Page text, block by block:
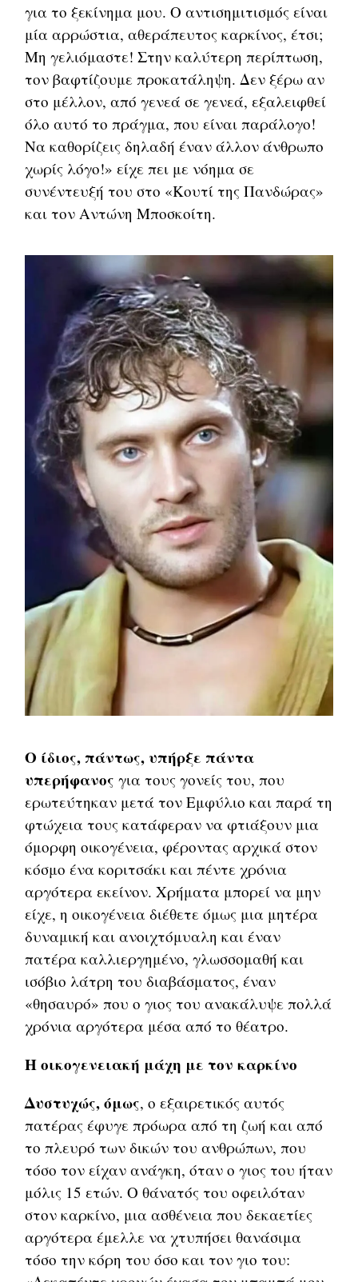
για το ξεκίνημα μου. Ο αντισημιτισμός είναι
μία αρρώστια, αθεράπευτος καρκίνος, έτσι;
Μη γελιόμαστε! Στην καλύτερη περίπτωση,
τον βαφτίζουμε προκατάληψη. Δεν ξέρω αν
στο μέλλον, από γενεά σε γενεά, εξαλειφθεί
όλο αυτό το πράγμα, που είναι παράλογο!
Να καθορίζεις δηλαδή έναν άλλον άνθρωπο
χωρίς λόγο!» είχε πει με νόημα σε
συνέντευξή του στο «Κουτί της Πανδώρας»
και τον Αντώνη Μποσκοίτη.
Ο ίδιος, πάντως, υπήρξε πάντα
υπερήφανος για τους γονείς του, που
ερωτεύτηκαν μετά τον Εμφύλιο και παρά τη
φτώχεια τους κατάφεραν να φτιάξουν μια
όμορφη οικογένεια, φέροντας αρχικά στον
κόσμο ένα κοριτσάκι και πέντε χρόνια
αργότερα εκείνον. Χρήματα μπορεί να μην
είχε, η οικογένεια διέθετε όμως μια μητέρα
δυναμική και ανοιχτόμυαλη και έναν
πατέρα καλλιεργημένο, γλωσσομαθή και
ισόβιο λάτρη του διαβάσματος, έναν
«θησαυρό» που ο γιος του ανακάλυψε πολλά
χρόνια αργότερα μέσα από το θέατρο.
Η οικογενειακή μάχη με τον καρκίνο
Δυστυχώς, όμως, ο εξαιρετικός αυτός
πατέρας έφυγε πρόωρα από τη ζωή και από
το πλευρό των δικών του ανθρώπων, που
τόσο τον είχαν ανάγκη, όταν ο γιος του ήταν
μόλις 15 ετών. Ο θάνατός του οφειλόταν
στον καρκίνο, μια ασθένεια που δεκαετίες
αργότερα έμελλε να χτυπήσει θανάσιμα
τόσο την κόρη του όσο και τον γιο του: